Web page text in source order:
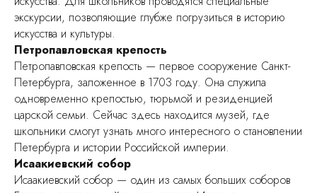
экскурсии, позволяющие глубже погрузиться в историю
искусства и культуры.
Петропавловская крепость
Петропавловская крепость — первое сооружение Санкт-
Петербурга, заложенное в 1703 году. Она служила
одновременно крепостью, тюрьмой и резиденцией
царской семьи. Сейчас здесь находится музей, где
школьники смогут узнать много интересного о становлении
Петербурга и истории Российской империи.
Исаакиевский собор
Исаакиевский собор — один из самых больших соборов